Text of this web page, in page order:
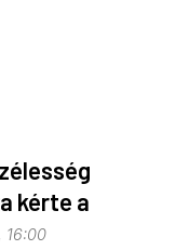
kérte a
16:00